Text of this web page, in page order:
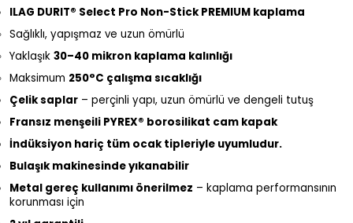
ILAG DURIT® Select Pro Non-Stick PREMIUM kaplama
Sağlıklı, yapışmaz ve uzun ömürlü
Yaklaşık 30–40 mikron kaplama kalınlığı
Maksimum 250°C çalışma sıcaklığı
Çelik saplar – perçinli yapı, uzun ömürlü ve dengeli tutuş
Fransız menşeili PYREX® borosilikat cam kapak
İndüksiyon hariç tüm ocak tipleriyle uyumludur.
Bulaşık makinesinde yıkanabilir
Metal gereç kullanımı önerilmez – kaplama performansının
korunması için